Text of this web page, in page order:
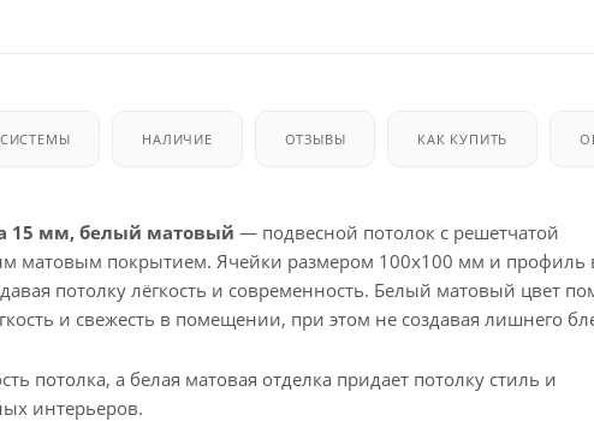
НАЛИЧИЕ ОТЗЫВЫ КАК КУПИТЬ
15 мм, белый матовый — подвесной потолок с решетчатой
матовым покрытием. Ячейки размером 100x100 мм и профиль
потолку лёгкость и современность. Белый матовый цвет
и свежесть в помещении, при этом не создавая лишнего
потолка, а белая матовая отделка придает потолку стиль и
интерьеров.